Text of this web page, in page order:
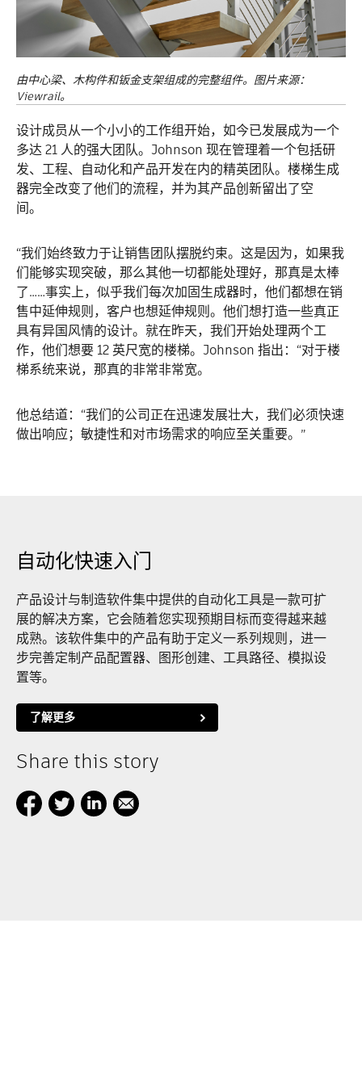
由中心梁、木构件和钣金支架组成的完整组件。图片来源：
Viewrail。
设计成员从一个小小的工作组开始，如今已发展成为一个
多达 21 人的强大团队。Johnson 现在管理着一个包括研
发、工程、自动化和产品开发在内的精英团队。楼梯生成
器完全改变了他们的流程，并为其产品创新留出了空
间。
“我们始终致力于让销售团队摆脱约束。这是因为，如果我
们能够实现突破，那么其他一切都能处理好，那真是太棒
了……事实上，似乎我们每次加固生成器时，他们都想在销
售中延伸规则，客户也想延伸规则。他们想打造一些真正
具有异国风情的设计。就在昨天，我们开始处理两个工
作，他们想要 12 英尺宽的楼梯。Johnson 指出：“对于楼
梯系统来说，那真的非常非常宽。
他总结道：“我们的公司正在迅速发展壮大，我们必须快速
做出响应；敏捷性和对市场需求的响应至关重要。”
自动化快速入门
产品设计与制造软件集中提供的自动化工具是一款可扩
展的解决方案，它会随着您实现预期目标而变得越来越
成熟。该软件集中的产品有助于定义一系列规则，进一
步完善定制产品配置器、图形创建、工具路径、模拟设
置等。
了解更多
Share this story